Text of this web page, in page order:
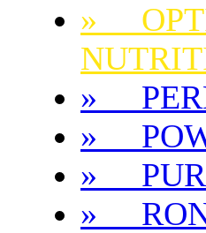
»
»
»
»
»